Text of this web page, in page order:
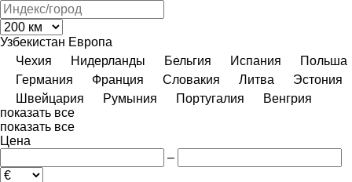
Узбекистан Европа
Чехия
Нидерланды Бельгия Испания
Польша
Германия
Франция Словакия Литва
Эстония
Швейцария
Румыния Португалия
Венгрия
показать все
показать все
Цена
–